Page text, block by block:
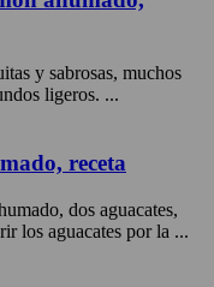
y sabrosas, muchos
ligeros. ...
receta
dos aguacates,
los aguacates por la ...